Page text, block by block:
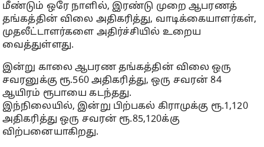
மீண்டும் ஒரே நாளில், இரண்டு முறை ஆபரணத்
தங்கத்தின் விலை அதிகரித்து, வாடிக்கையாளர்கள்,
முதலீட்டாளர்களை அதிர்ச்சியில் உறைய
வைத்துள்ளது.
இன்று காலை ஆபரண தங்கத்தின் விலை ஒரு
சவரனுக்கு ரூ.560 அதிகரித்து, ஒரு சவரன் 84
ஆயிரம் ரூபாயை கடந்தது.
இந்நிலையில், இன்று பிற்பகல் கிராமுக்கு ரூ.1,120
அதிகரித்து ஒரு சவரன் ரூ.85,120க்கு
விற்பனையாகிறது.